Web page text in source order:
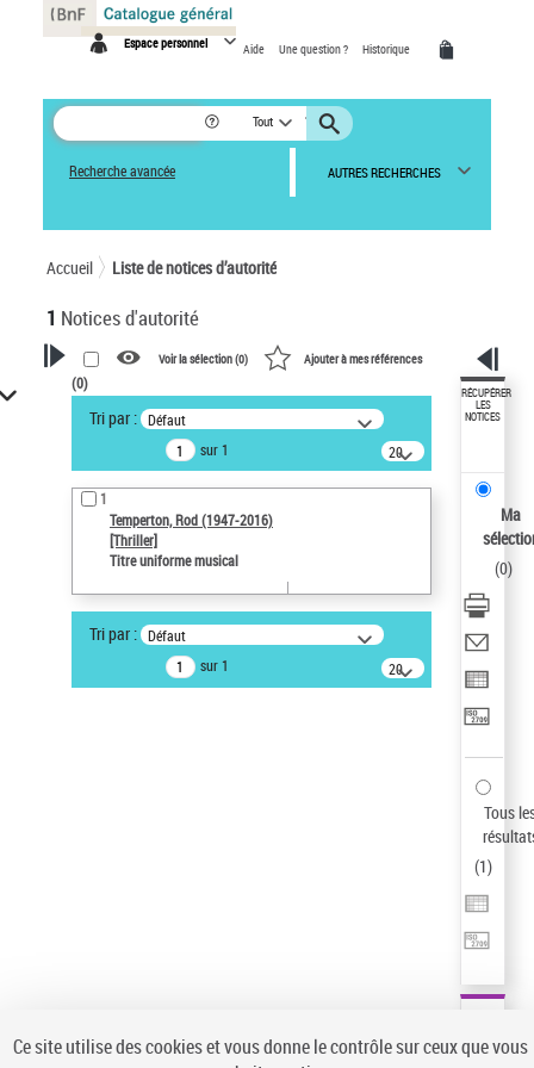
Espace personnel Aide Une question ? Historique
Tout
Recherche avancée AUTRES RECHERCHES
Accueil Liste de notices d’autorité
1 Notices d'autorité
VOTRE RECHERCHE
Recherche avancée dans les
notices d’autorité
Œuvres liées à l'auteur :
Temperton, Rod (1947-2016)
Type de notice d'autorité
Titre uniforme musical
Auteur d’œuvre
Voir la sélection (0) Ajouter à mes références
(0)
Tri par : Défaut
sur 1
20
résultats/page
1
Temperton, Rod (1947-2016)
[Thriller]
Titre uniforme musical
Tri par : Défaut
sur 1
20
résultats/page
RÉCUPÉRER
LES
NOTICES
Ma
(0)
Tous
(1)
Panneau de gestion des cookies
Ce site utilise des cookies et vous donne le contrôle sur ceux que vous